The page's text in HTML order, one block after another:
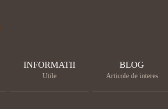
INFORMATII
Utile
BLOG
Articole de interes